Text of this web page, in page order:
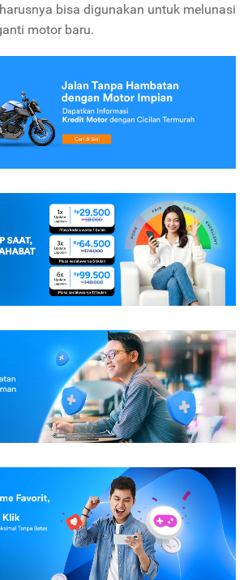
bisa digunakan untuk melunasi
motor baru.